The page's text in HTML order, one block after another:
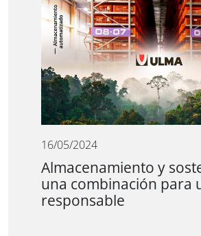
16/05/2024
Almacenamiento y
una combinación para
responsable